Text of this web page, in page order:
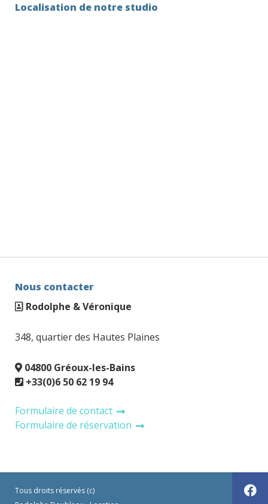
Localisation de notre studio
Nous contacter
Rodolphe & Véronique
348, quartier des Hautes Plaines
04800 Gréoux-les-Bains
+33(0)6 50 62 19 94
Formulaire de contact
Formulaire de réservation
Tous droits réservés (c)